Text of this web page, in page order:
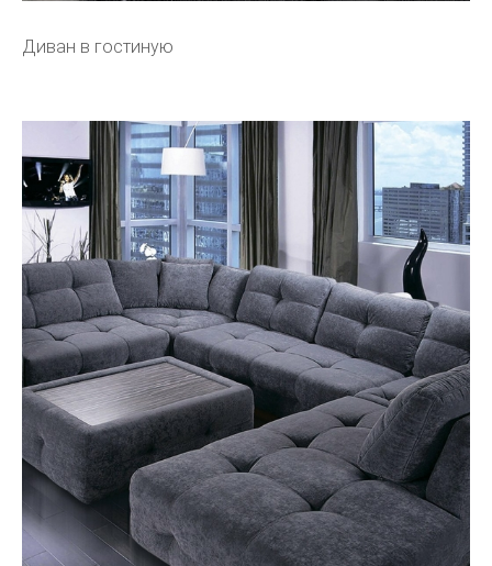
Диван в гостиную